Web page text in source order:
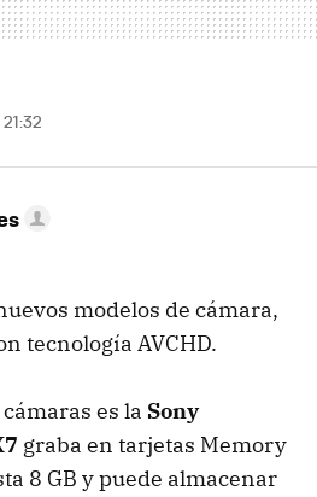
modelos de cámara,
tecnología AVCHD.
es la Sony
graba en tarjetas Memory
8 GB y puede almacenar